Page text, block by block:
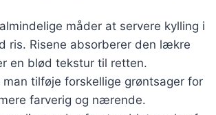
måder at servere kylling i
ris. Risene absorberer den lækre
en blød tekstur til retten.
man tilføje forskellige grøntsager for
farverig og nærende.